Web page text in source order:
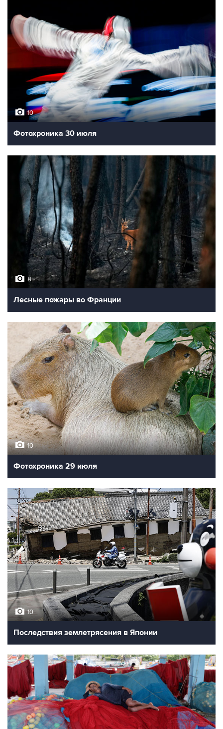
10
Фотохроника 30 июля
8
Лесные пожары во Франции
10
Фотохроника 29 июля
10
Последствия землетрясения в Японии